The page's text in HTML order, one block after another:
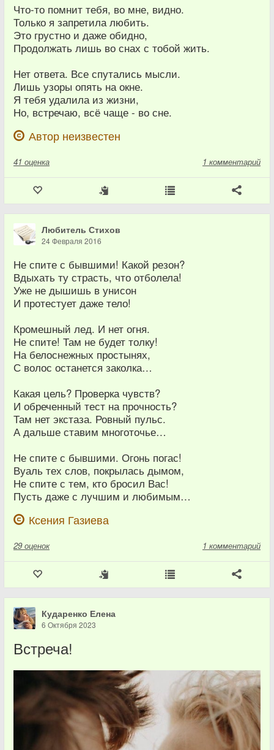
Что-то помнит тебя, во мне, видно.
Только я запретила любить.
Это грустно и даже обидно,
Продолжать лишь во снах с тобой жить.
Нет ответа. Все спутались мысли.
Лишь узоры опять на окне.
Я тебя удалила из жизни,
Но, встречаю, всё чаще - во сне.
Автор неизвестен
41 оценка 1 комментарий
Любитель Стихов
24 Февраля 2016
Не спите с бывшими! Какой резон?
Вдыхать ту страсть, что отболела!
Уже не дышишь в унисон
И протестует даже тело!
Кромешный лед. И нет огня.
Не спите! Там не будет толку!
На белоснежных простынях,
С волос останется заколка…
Какая цель? Проверка чувств?
И обреченный тест на прочность?
Там нет экстаза. Ровный пульс.
А дальше ставим многоточье…
Не спите с бывшими. Огонь погас!
Вуаль тех слов, покрылась дымом,
Не спите с тем, кто бросил Вас!
Пусть даже с лучшим и любимым…
Ксения Газиева
29 оценок 1 комментарий
Кударенко Елена
6 Октября 2023
Встреча!